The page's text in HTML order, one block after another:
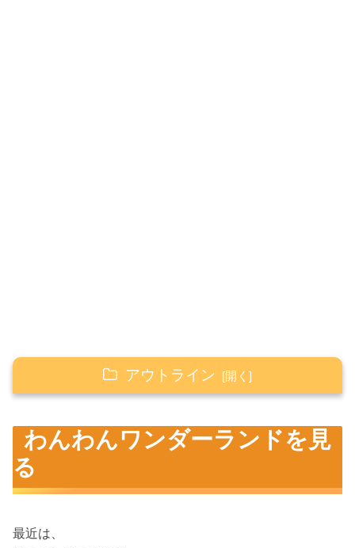
アウトライン
覚えたようで踊り出す
わんわんワンダーランドを見
る
最近は、